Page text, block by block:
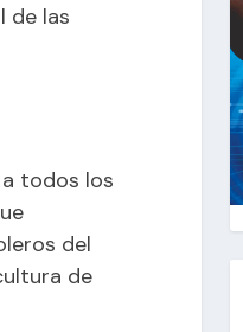
de las
todos los
del
de